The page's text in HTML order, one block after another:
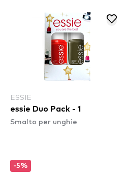
ESSIE
essie Duo Pack - 1
Smalto per unghie
-5%